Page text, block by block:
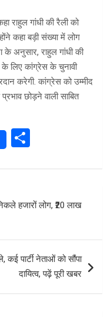
राहुल गांधी की रैली को
कहा बड़ी संख्या में लोग
अनुसार, राहुल गांधी की
के लिए कांग्रेस के चुनावी
करेगी. कांग्रेस को उम्मीद
छोड़ने वाली साबित
ar
e
हजारों लोग, ₹20 लाख
पार्टी नेताओं को सौंपा
दायित्व, पढ़ें पूरी खबर